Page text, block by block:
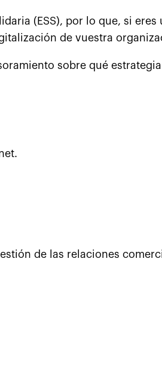
(ESS), por lo que, si
de vuestra
sobre qué
de las relaciones